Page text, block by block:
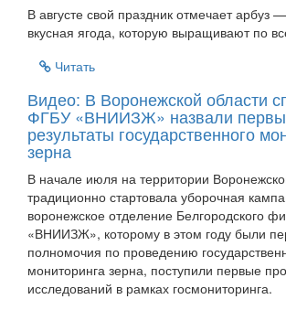
В августе свой праздник отмечает арбуз
вкусная ягода, которую выращивают по
Читать
Видео: В Воронежской области
ФГБУ «ВНИИЗЖ» назвали
результаты государственного
зерна
В начале июля на территории
традиционно стартовала уборочная
воронежское отделение Белгородского
«ВНИИЗЖ», которому в этом году были
полномочия по проведению
мониторинга зерна, поступили первые
исследований в рамках госмониторинга.